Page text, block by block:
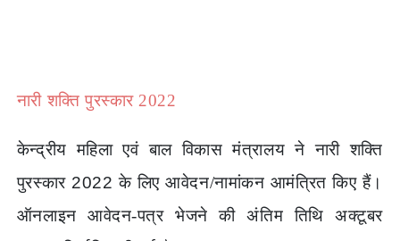
नारी शक्ति पुरस्कार 2022
केन्द्रीय महिला एवं बाल विकास मंत्रालय ने नारी शक्ति
पुरस्कार 2022के लिए आवेदन/नामांकन आमंत्रित किए हैं।
ऑनलाइन आवेदन-पत्र भेजने की अंतिम तिथि अक्टूबर